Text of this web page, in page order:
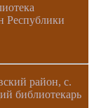
Республики
район, с.
библиотекарь